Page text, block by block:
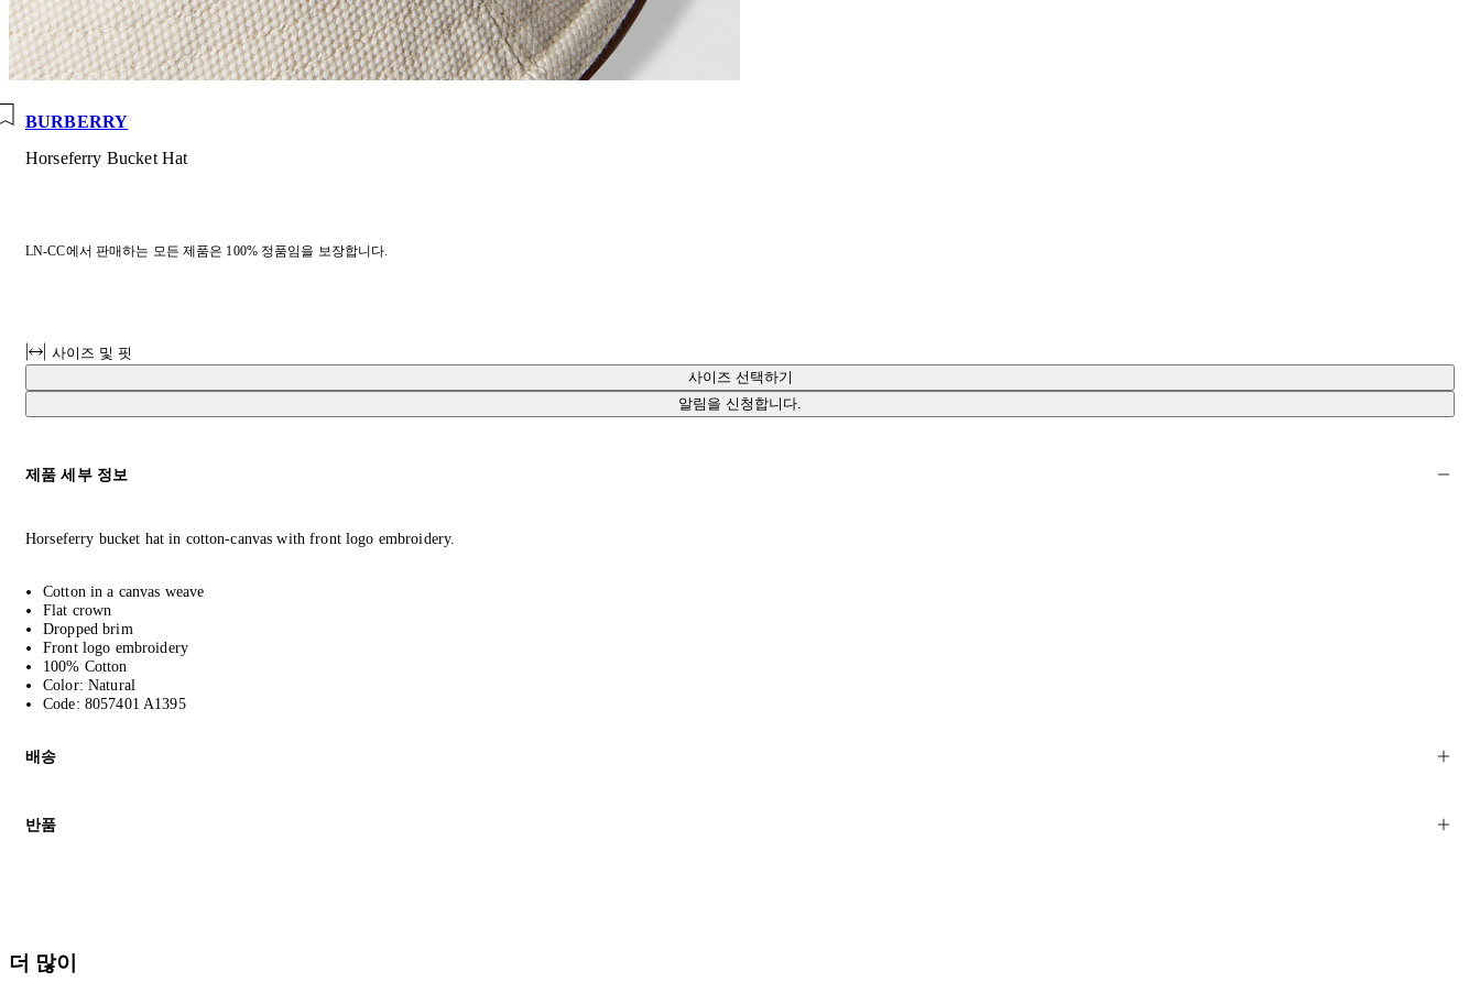
BURBERRY
Horseferry Bucket Hat
LN-CC에서 판매하는 모든 제품은 100% 정품임을 보장합니다.
사이즈 및 핏
사이즈 선택하기
알림을 신청합니다.
제품 세부 정보
Horseferry bucket hat in cotton-canvas with front logo embroidery.
Cotton in a canvas weave
Flat crown
Dropped brim
Front logo embroidery
100% Cotton
Color: Natural
Code: 8057401 A1395
배송
고객님의 위치에 따라 일반 배송과 익스프레스 배송을 제공합니다.
배송 및 배달에 대한 자세한 내용이 필요하면
반품
* 속옷, 향수 및 화장품등 반품 불가능합니다.
더 많이